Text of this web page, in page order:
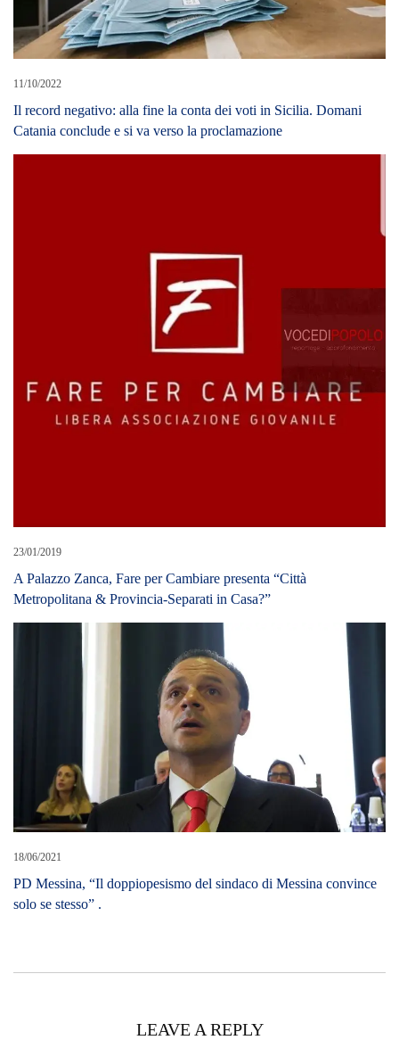
11/10/2022
Il record negativo: alla fine la conta dei voti in Sicilia. Domani
Catania conclude e si va verso la proclamazione
23/01/2019
A Palazzo Zanca, Fare per Cambiare presenta “Città
Metropolitana & Provincia-Separati in Casa?”
18/06/2021
PD Messina, “Il doppiopesismo del sindaco di Messina convince
solo se stesso” .
LEAVE A REPLY